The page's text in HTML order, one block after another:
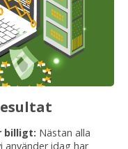
billigt: Nästan alla
använder idag har